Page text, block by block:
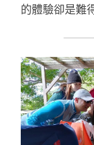
的體驗卻是難